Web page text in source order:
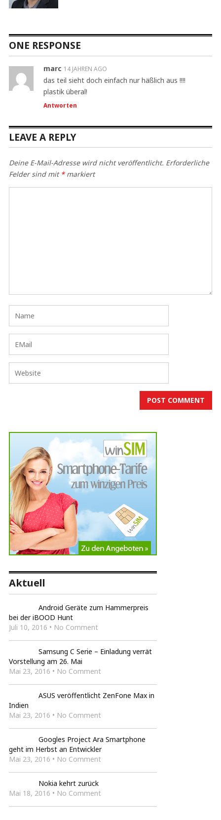
ONE RESPONSE
marc 14 JAHREN AGO
das teil sieht doch einfach nur häßlich aus !!!!
plastik überal!
Antworten
LEAVE A REPLY
Deine E-Mail-Adresse wird nicht veröffentlicht. Erforderliche
Felder sind mit *markiert
Aktuell
Android Geräte zum Hammerpreis
bei der iBOOD Hunt
Juli 10, 2016 • No Comment
Samsung C Serie – Einladung verrät
Vorstellung am 26. Mai
Mai 23, 2016 • No Comment
ASUS veröffentlicht ZenFone Max in
Indien
Mai 23, 2016 • No Comment
Googles Project Ara Smartphone
geht im Herbst an Entwickler
Mai 23, 2016 • No Comment
Nokia kehrt zurück
Mai 18, 2016 • No Comment